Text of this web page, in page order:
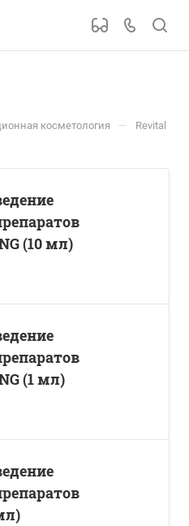
косметология — Revital
(10 мл)
(1 мл)